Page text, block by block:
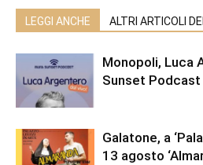
LEGGI ANCHE ALTRI ARTICOLI
Monopoli, Luca
Sunset Podcast
Galatone, a
13 agosto